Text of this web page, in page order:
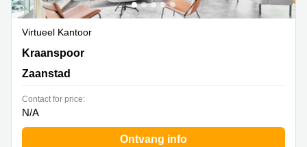
Virtueel Kantoor
Kraanspoor 50, Zaanstad
Kraanspoor
Zaanstad
Contact for price:
N/A
Ontvang info